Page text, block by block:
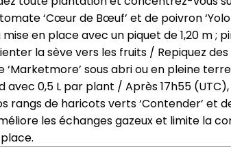
‘Cœur de Bœuf’ et de poivron
en place avec un piquet de 1,20 m ;
la sève vers les fruits / Repiquez
sous abri ou en pleine
avec 0,5 L par plant / Après 17h55
de haricots verts ‘Contender’ et
les échanges gazeux et limite la